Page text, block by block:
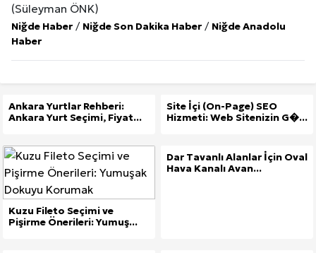
(Süleyman ÖNK)
Niğde Haber / Niğde Son Dakika Haber / Niğde Anadolu
Haber
Ankara Yurtlar Rehberi:
Ankara Yurt Seçimi, Fiyat...
Site İçi (On-Page) SEO
Hizmeti: Web Sitenizin G�...
Kuzu Fileto Seçimi ve
Pişirme Önerileri: Yumuş...
Dar Tavanlı Alanlar İçin Oval
Hava Kanalı Avan...